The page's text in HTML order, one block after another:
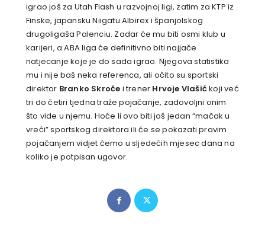
igrao još za Utah Flash u razvojnoj ligi, zatim za KTP iz
Finske, japansku Niigatu Albirex i španjolskog
drugoligaša Palenciu. Zadar će mu biti osmi klub u
karijeri, a ABA liga će definitivno biti najjače
natjecanje koje je do sada igrao. Njegova statistika
mu i nije baš neka referenca, ali očito su sportski
direktor Branko Skroče i trener Hrvoje Vlašićkoji već
tri do četiri tjedna traže pojačanje, zadovoljni onim
što vide u njemu. Hoće li ovo biti još jedan “mačak u
vreći” sportskog direktora ili će se pokazati pravim
pojačanjem vidjet ćemo u sljedećih mjesec dana na
koliko je potpisan ugovor.